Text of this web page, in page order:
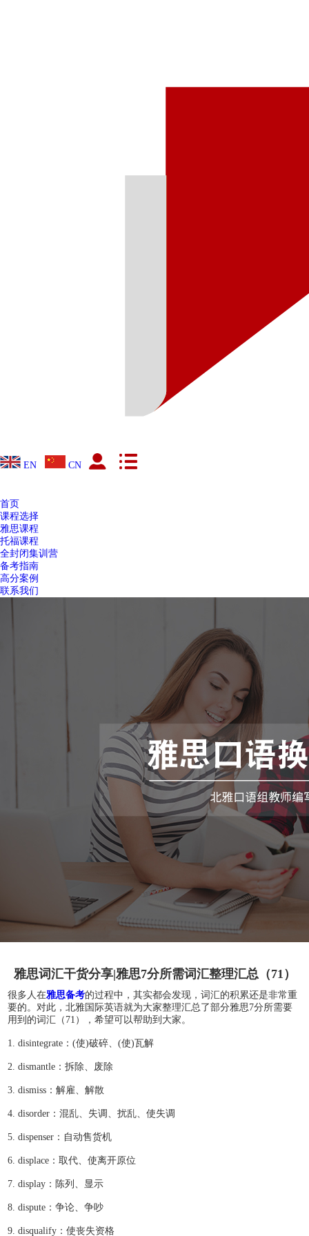
EN CN
首页
课程选择
雅思课程
托福课程
全封闭集训营
备考指南
高分案例
联系我们
雅思词汇干货分享|雅思7分所需词汇整理汇总（71）
很多人在雅思备考的过程中，其实都会发现，词汇的积累还是非常重
要的。对此，北雅国际英语就为大家整理汇总了部分雅思7分所需要
用到的词汇（71），希望可以帮助到大家。
1. disintegrate：(使)破碎、(使)瓦解
2. dismantle：拆除、废除
3. dismiss：解雇、解散
4. disorder：混乱、失调、扰乱、使失调
5. dispenser：自动售货机
6. displace：取代、使离开原位
7. display：陈列、显示
8. dispute：争论、争吵
9. disqualify：使丧失资格